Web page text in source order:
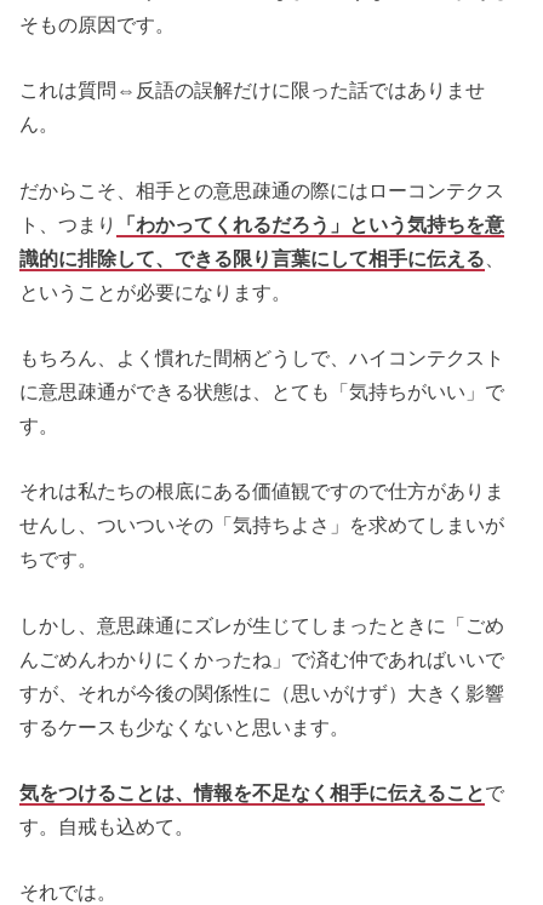
そもの原因です。
これは質問⇔反語の誤解だけに限った話ではありませ
ん。
だからこそ、相手との意思疎通の際にはローコンテクス
ト、つまり
「わかってくれるだろう」という気持ちを意
識的に排除して、できる限り言葉にして相手に伝える
ということが必要になります。
もちろん、よく慣れた間柄どうしで、ハイコンテクスト
に意思疎通ができる状態は、とても「気持ちがいい」で
す。
それは私たちの根底にある価値観ですので仕方がありま
せんし、ついついその「気持ちよさ」を求めてしまいが
ちです。
しかし、意思疎通にズレが生じてしまったときに「ごめ
んごめんわかりにくかったね」で済む仲であればいいで
すが、それが今後の関係性に（思いがけず）大きく影響
するケースも少なくないと思います。
気をつけることは、情報を不足なく相手に伝えることで
す。自戒も込めて。
それでは。